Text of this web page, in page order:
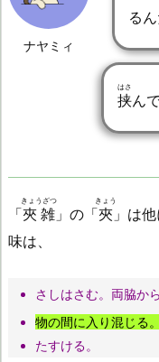
ナヤミィ
る
挟
はさ
ん
「夾雑
きょうざつ
」の「夾
きょう
」は
味は、
さしはさむ。両脇か
物の間に入り混じる
たすける。